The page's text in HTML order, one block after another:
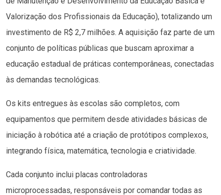
Valorização dos Profissionais da Educação), totalizando um
investimento de R$ 2,7 milhões. A aquisição faz parte de um
conjunto de políticas públicas que buscam aproximar a
educação estadual de práticas contemporâneas, conectadas
às demandas tecnológicas.
Os kits entregues às escolas são completos, com
equipamentos que permitem desde atividades básicas de
iniciação à robótica até a criação de protótipos complexos,
integrando física, matemática, tecnologia e criatividade.
Cada conjunto inclui placas controladoras
microprocessadas, responsáveis por comandar todas as